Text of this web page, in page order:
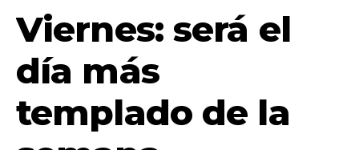
Viernes: será el
día más
templado de la